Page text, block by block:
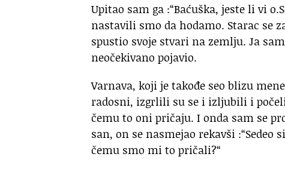
Upitao sam ga :“Baćuška, jeste li vi
nastavili smo da hodamo. Starac se
spustio svoje stvari na zemlju. Ja
neočekivano pojavio.
Varnava, koji je takođe seo blizu
radosni, izgrlili su se i izljubili i
čemu to oni pričaju. I onda sam se
san, on se nasmejao rekavši
čemu smo mi to pričali?“